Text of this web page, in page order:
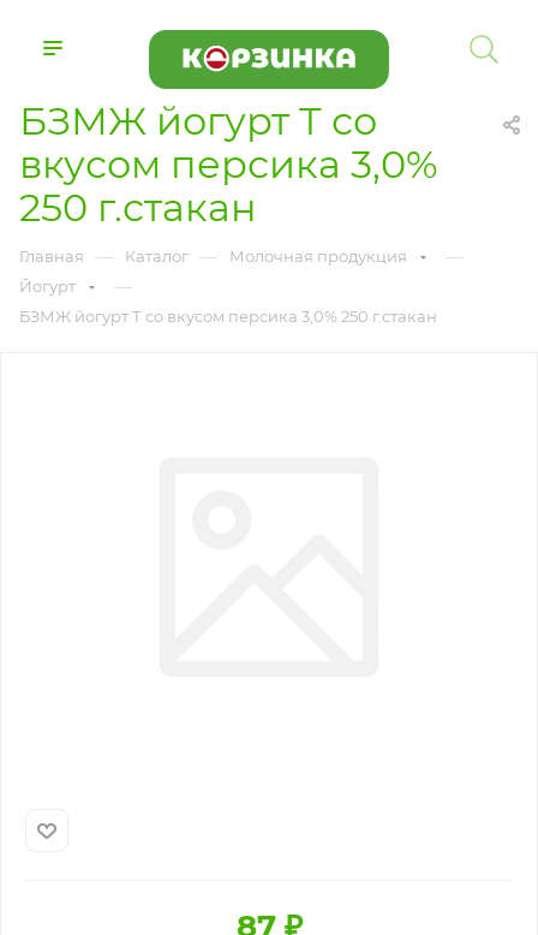
БЗМЖ йогурт Т со
вкусом персика 3,0%
250 г.стакан
Главная — Каталог — Молочная продукция —
Йогурт —
БЗМЖ йогурт Т со вкусом персика 3,0% 250 г.стакан
87₽